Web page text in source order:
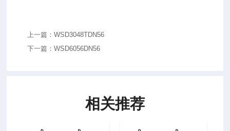
上一篇：WSD3048TDN56
下一篇：WSD6056DN56
相关推荐